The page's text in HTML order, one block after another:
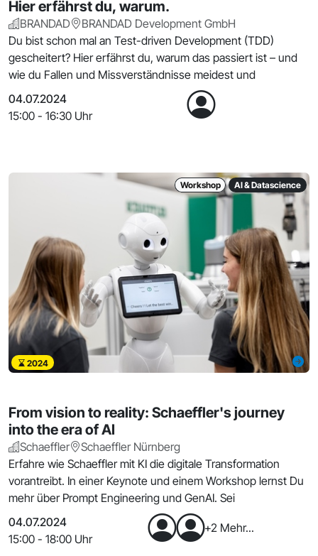
Hier erfährst du, warum.
BRANDAD
BRANDAD Development GmbH
Du bist schon mal an Test-driven Development (TDD)
gescheitert? Hier erfährst du, warum das passiert ist – und
wie du Fallen und Missverständnisse meidest und
04.07.2024
15:00 - 16:30 Uhr
Workshop AI & Datascience
2024
From vision to reality: Schaeffler's journey
into the era of AI
Schaeffler
Schaeffler Nürnberg
Erfahre wie Schaeffler mit KI die digitale Transformation
vorantreibt. In einer Keynote und einem Workshop lernst Du
mehr über Prompt Engineering und GenAI. Sei
04.07.2024
15:00 - 18:00 Uhr
+2 Mehr...